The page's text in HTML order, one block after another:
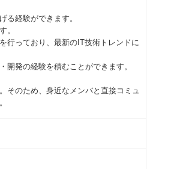
る経験ができます。
。
行っており、最新のIT技術トレンドに
開発の経験を積むことができます。
そのため、身近なメンバと直接コミュ